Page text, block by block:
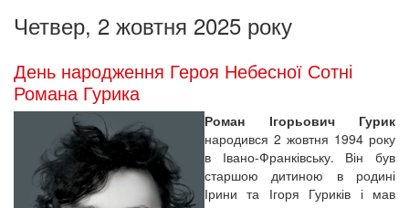
Четвер, 2 жовтня 2025 року
День народження Героя Небесної Сотні
Романа Гурика
Роман Ігорьович Гурик
народився 2 жовтня 1994 року
в Івано-Франківську. Він був
старшою дитиною в родині
Ірини та Ігоря Гуриків і мав